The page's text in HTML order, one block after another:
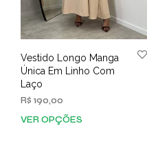
Vestido Longo Manga
Única Em Linho Com
Laço
R$ 190,00
VER OPÇÕES